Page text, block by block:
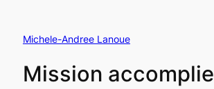
Michele-Andree Lanoue
Mission accomplie